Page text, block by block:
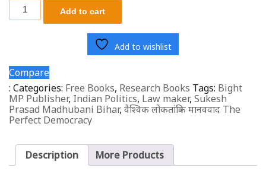
Add to cart
Add to wishlist
Compare
: Categories: Free Books, Research Books Tags: Bight
MP Publisher, Indian Politics, Law maker, Sukesh
Prasad Madhubani Bihar, वैश्विक लोकतांत्रिक मानववाद The
Perfect Democracy
Description More Products